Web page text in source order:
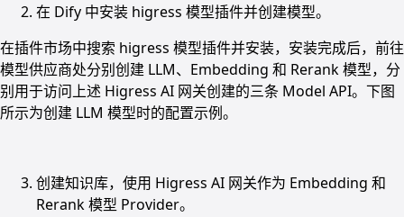
在 Dify 中安装 higress 模型插件并创建模型。
在插件市场中搜索 higress 模型插件并安装，安装完成后，前往
模型供应商处分别创建 LLM、Embedding 和 Rerank 模型，分
别用于访问上述 Higress AI 网关创建的三条 Model API。下图
所示为创建 LLM 模型时的配置示例。
创建知识库，使用 Higress AI 网关作为 Embedding 和
Rerank 模型 Provider。